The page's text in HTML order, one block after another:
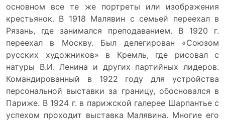
основном все те же портреты или изображения
крестьянок. В 1918 Малявин с семьей переехал в
Рязань, где занимался преподаванием. В 1920 г.
переехал в Москву. Был делегирован «Союзом
русских художников» в Кремль, где рисовал с
натуры В.И. Ленина и других партийных лидеров.
Командированный в 1922 году для устройства
персональной выставки за границу, обосновался в
Париже. В 1924 г. в парижской галерее Шарпантье с
успехом проходит выставка Малявина. Многие его